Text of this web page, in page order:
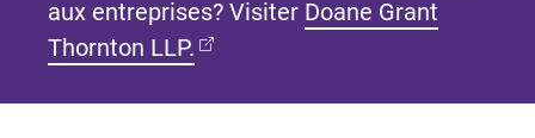
aux entreprises? Visiter Doane Grant
Thornton LLP. (Ouvre dans un nouvel onglet)